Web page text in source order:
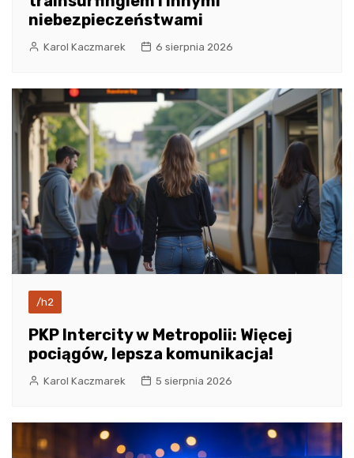
niebezpieczeństwami
Karol Kaczmarek 6 sierpnia 2026
/h2
PKP Intercity w Metropolii: Więcej
pociągów, lepsza komunikacja!
Karol Kaczmarek 5 sierpnia 2026